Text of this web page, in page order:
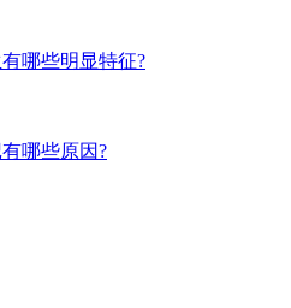
哪些明显特征?
哪些原因?